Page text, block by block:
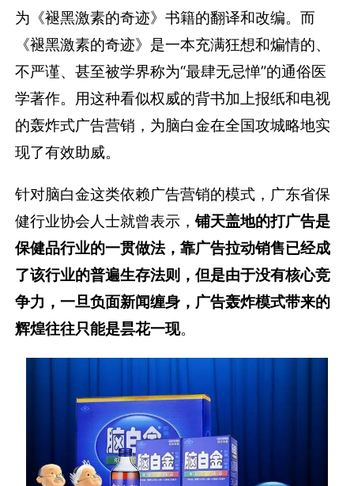
为《褪黑激素的奇迹》书籍的翻译和改编。而
《褪黑激素的奇迹》是一本充满狂想和煸情的、
不严谨、甚至被学界称为“最肆无忌惮”的通俗医
学著作。用这种看似权威的背书加上报纸和电视
的轰炸式广告营销，为脑白金在全国攻城略地实
现了有效助威。
针对脑白金这类依赖广告营销的模式，广东省保
健行业协会人士就曾表示，铺天盖地的打广告是
保健品行业的一贯做法，靠广告拉动销售已经成
了该行业的普遍生存法则，但是由于没有核心竞
争力，一旦负面新闻缠身，广告轰炸模式带来的
辉煌往往只能是昙花一现。